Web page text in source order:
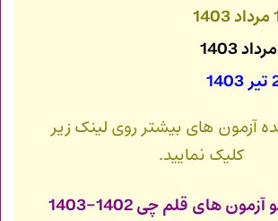
آزمون های بیشتر روی لینک زیر
کلیک نمایید.
های قلم چی 1402-1403